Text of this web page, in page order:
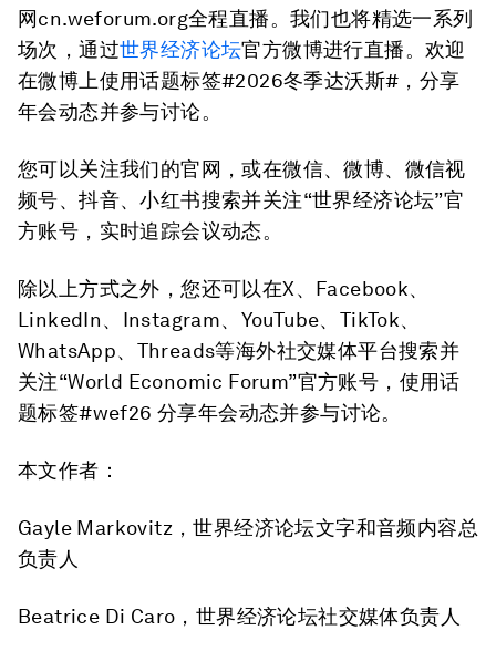
网cn.weforum.org全程直播。我们也将精选一系列
场次，通过世界经济论坛官方微博进行直播。欢迎
在微博上使用话题标签#2026冬季达沃斯#，分享
年会动态并参与讨论。
您可以关注我们的官网，或在微信、微博、微信视
频号、抖音、小红书搜索并关注“世界经济论坛”官
方账号，实时追踪会议动态。
除以上方式之外，您还可以在X、Facebook、
LinkedIn、Instagram、YouTube、TikTok、
WhatsApp、Threads等海外社交媒体平台搜索并
关注“World Economic Forum”官方账号，使用话
题标签#wef26 分享年会动态并参与讨论。
本文作者：
Gayle Markovitz，世界经济论坛文字和音频内容总
负责人
Beatrice Di Caro，世界经济论坛社交媒体负责人